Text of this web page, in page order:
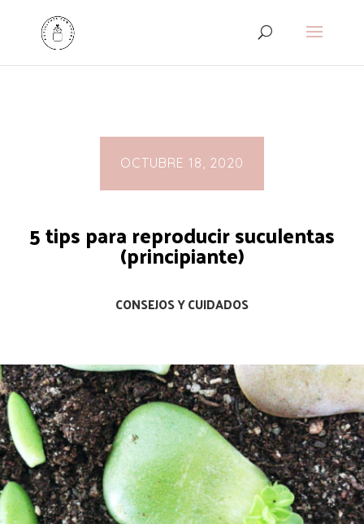
OCTUBRE 18, 2020
5 tips para reproducir suculentas
(principiante)
CONSEJOS Y CUIDADOS